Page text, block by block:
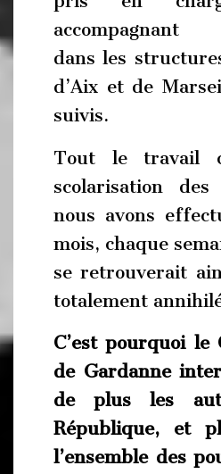
accompagnant
dans les
d’Aix et de
suivis.
Tout le travail
scolarisation
nous avons
mois, chaque
se retrouverait
totalement
C’est pourquoi le
de Gardanne
de plus les
République, et
l’ensemble des